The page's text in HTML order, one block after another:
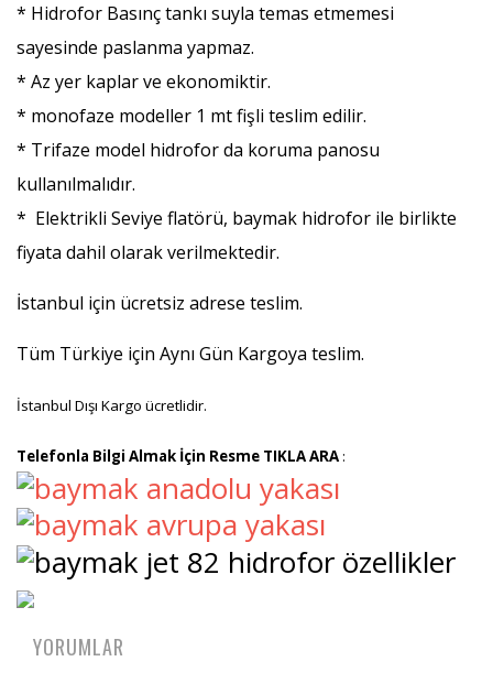
* Hidrofor Basınç tankı suyla temas etmemesi
sayesinde paslanma yapmaz.
* Az yer kaplar ve ekonomiktir.
* monofaze modeller 1 mt fişli teslim edilir.
* Trifaze model hidrofor da koruma panosu
kullanılmalıdır.
* Elektrikli Seviye flatörü, baymak hidrofor ile birlikte
fiyata dahil olarak verilmektedir.
İstanbul için ücretsiz adrese teslim.
Tüm Türkiye için Aynı Gün Kargoya teslim.
İstanbul Dışı Kargo ücretlidir.
Telefonla Bilgi Almak İçin Resme TIKLA ARA :
YORUMLAR